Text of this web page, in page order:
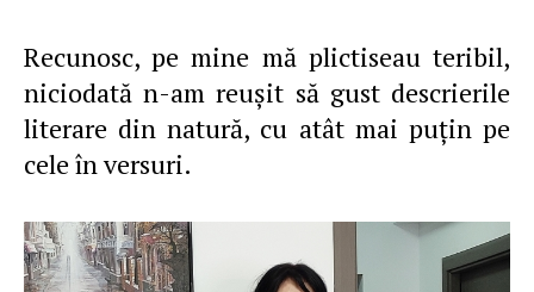
Recunosc, pe mine mă plictiseau teribil,
niciodată n-am reuşit să gust descrierile
literare din natură, cu atât mai puţin pe
cele în versuri.